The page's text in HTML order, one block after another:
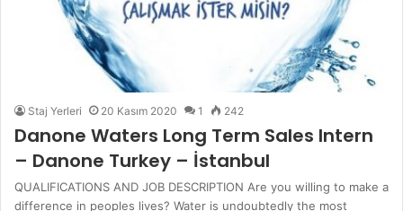
Staj Yerleri 20 Kasım 2020 1 242
Danone Waters Long Term Sales Intern
– Danone Turkey – İstanbul
QUALIFICATIONS AND JOB DESCRIPTION Are you willing to make a
difference in peoples lives? Water is undoubtedly the most